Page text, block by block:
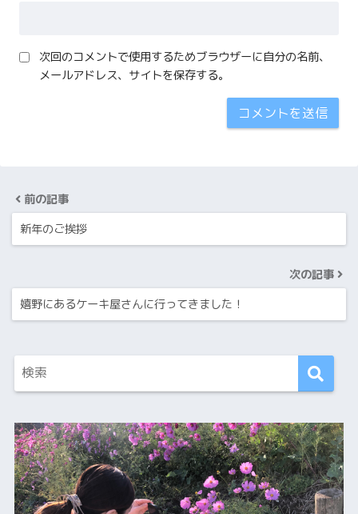
次回のコメントで使用するためブラウザーに自分の名前、
メールアドレス、サイトを保存する。
前の記事
新年のご挨拶
次の記事
嬉野にあるケーキ屋さんに行ってきました！